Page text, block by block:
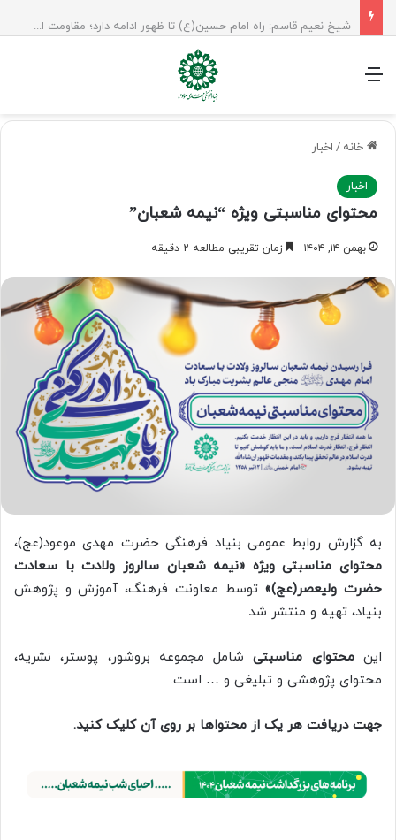
منو
خانه / اخبار
اخبار
محتوای مناسبتی ویژه “نیمه شعبان”
بهمن ۱۴, ۱۴۰۴ زمان تقریبی مطالعه 2 دقیقه
به گزارش روابط عمومی بنیاد فرهنگی حضرت مهدی موعود(عج)،
محتوای مناسبتی ویژه «نیمه شعبان سالروز ولادت با سعادت
حضرت ولیعصر(عج)» توسط معاونت فرهنگ، آموزش و پژوهش
بنیاد، تهیه و منتشر شد.
اینمحتوای مناسبتیشامل مجموعه بروشور، پوستر، نشریه،
محتوای پژوهشی و تبلیغی و … است.
جهت دریافت هر یک از محتواها بر روی آن کلیک کنید.